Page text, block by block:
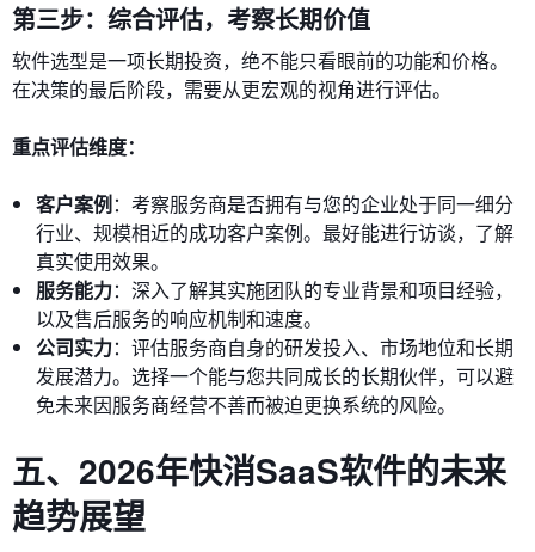
第三步：综合评估，考察长期价值
软件选型是一项长期投资，绝不能只看眼前的功能和价格。
在决策的最后阶段，需要从更宏观的视角进行评估。
重点评估维度：
客户案例：考察服务商是否拥有与您的企业处于同一细分
行业、规模相近的成功客户案例。最好能进行访谈，了解
真实使用效果。
服务能力：深入了解其实施团队的专业背景和项目经验，
以及售后服务的响应机制和速度。
公司实力：评估服务商自身的研发投入、市场地位和长期
发展潜力。选择一个能与您共同成长的长期伙伴，可以避
免未来因服务商经营不善而被迫更换系统的风险。
五、2026年快消SaaS软件的未来
趋势展望